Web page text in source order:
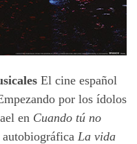
El cine español
por los ídolos
en Cuando tú no
La vida